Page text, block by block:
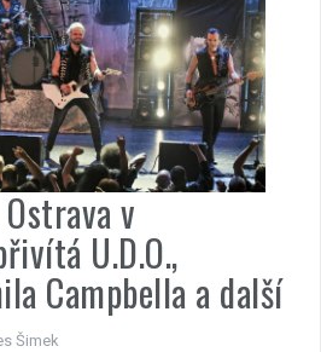
v
U.D.O.,
Campbella a další
Šimek